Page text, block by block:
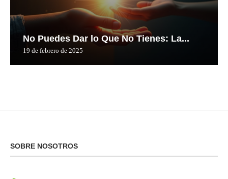
No Puedes Dar lo Que No Tienes: La...
19 de febrero de 2025
SOBRE NOSOTROS